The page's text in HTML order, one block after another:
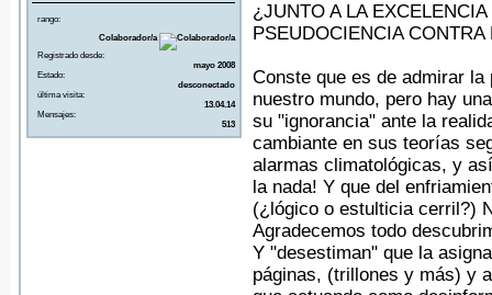
rango:
Colaborador/a
Registrado desde:
mayo 2008
Estado:
desconectado
última visita:
13.04.14
Mensajes:
513
¿JUNTO A LA
PSEUDOCIENCIA
Conste que es de admirar
nuestro mundo, pero hay
su "ignorancia" ante la
cambiante en sus teorías
alarmas climatológicas, y
la nada! Y que del
(¿lógico o estulticia cerril?)
Agradecemos todo
Y "desestiman" que la
páginas, (trillones y más) y